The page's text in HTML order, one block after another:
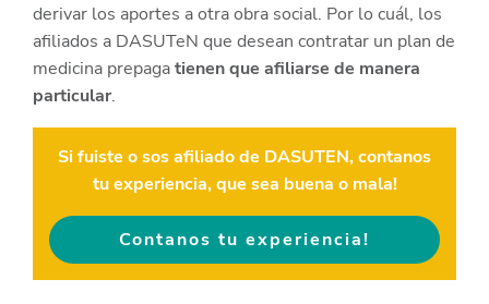
derivar los aportes a otra obra social. Por lo cuál, los
afiliados a DASUTeN que desean contratar un plan de
medicina prepagatienen que afiliarse de manera
particular.
Si fuiste o sos afiliado de DASUTEN, contanos
tu experiencia, que sea buena o mala!
Contanos tu experiencia!